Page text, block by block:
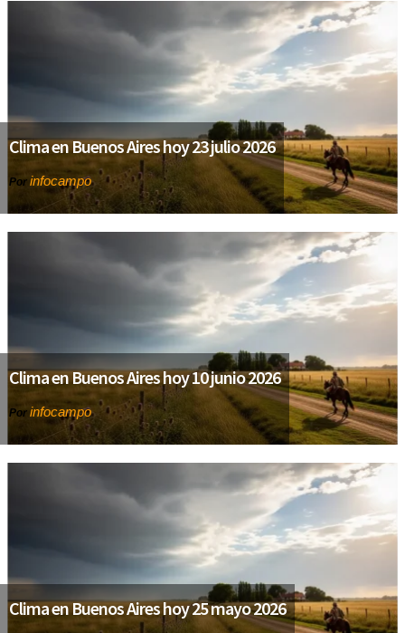
Clima en Buenos Aires hoy 23 julio 2026
Por infocampo
Clima en Buenos Aires hoy 10 junio 2026
Por infocampo
Clima en Buenos Aires hoy 25 mayo 2026